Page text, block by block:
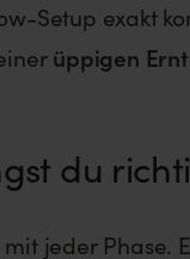
Setup exakt
üppigen
du
jeder Phase.